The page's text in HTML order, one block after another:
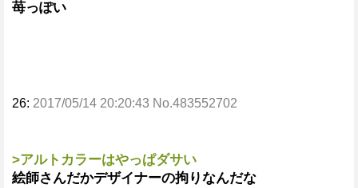
苺っぽい
26: 2017/05/14 20:20:43 No.483552702
>アルトカラーはやっぱダサい
絵師さんだかデザイナーの拘りなんだな